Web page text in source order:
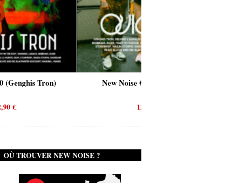
New Noise #80 (Quicksand)
OÙ TROUVER NEW NOISE ?